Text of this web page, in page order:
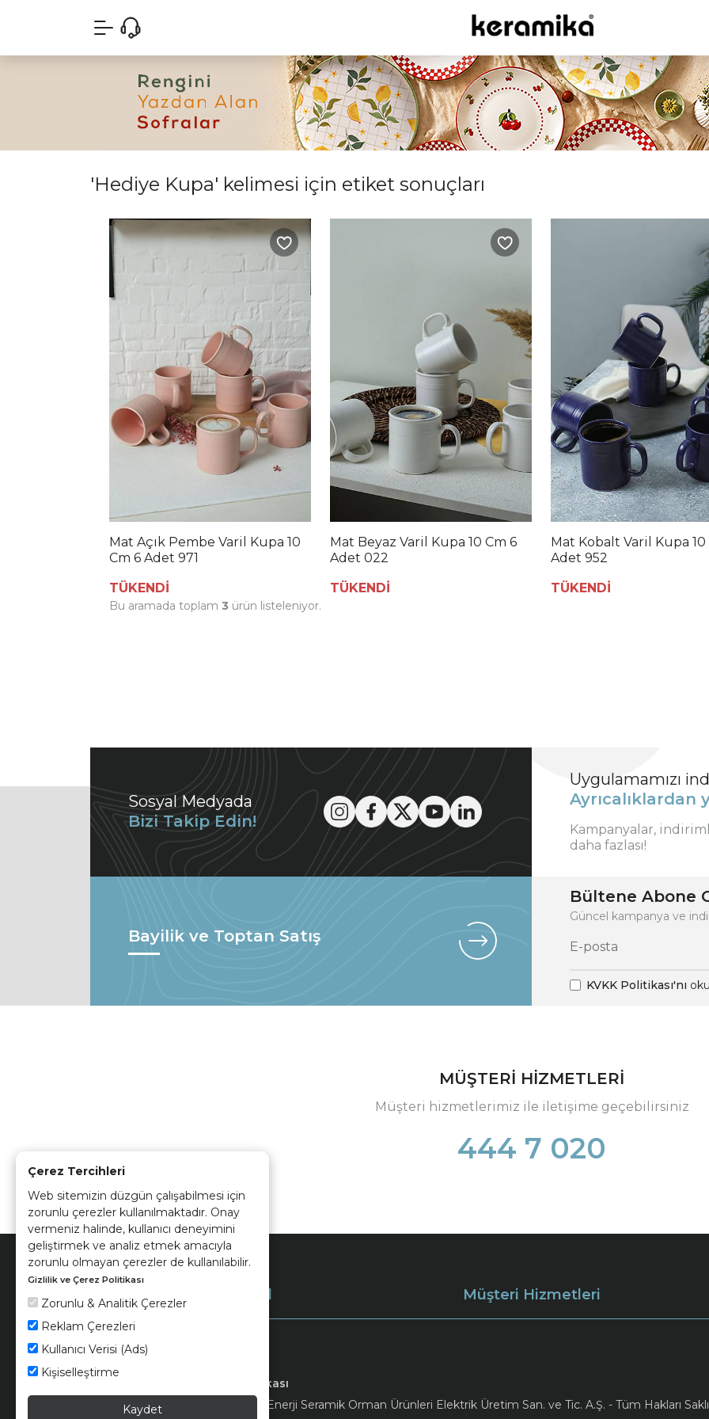
Çerez Tercihleri
Web sitemizin düzgün çalışabilmesi için
zorunlu çerezler kullanılmaktadır. Onay
vermeniz halinde, kullanıcı deneyimini
geliştirmek ve analiz etmek amacıyla
zorunlu olmayan çerezler de kullanılabilir.
Gizlilik ve Çerez Politikası
Zorunlu & Analitik Çerezler
Reklam Çerezleri
Kullanıcı Verisi (Ads)
Kişiselleştirme
Kaydet
'Hediye Kupa' kelimesi için etiket sonuçları
Mat Açık Pembe Varil Kupa 10
Cm 6 Adet 971
TÜKENDİ
Mat Beyaz Varil Kupa 10 Cm 6
Adet 022
TÜKENDİ
Mat Kobalt Varil Kupa 10
Adet 952
TÜKENDİ
Bu aramada toplam 3 ürün listeleniyor.
Sosyal Medyada
Bizi Takip Edin!
Uygulamamızı
Ayrıcalıklardan
Kampanyalar,
daha fazlası!
Bayilik ve Toptan Satış
Bültene Abone
Güncel kampanya ve
KVKK Politikası'nı
MÜŞTERİ HİZMETLERİ
Müşteri hizmetlerimiz ile iletişime geçebilirsiniz
444 7 020
Müşteri Hizmetleri
Kvkk ve Çerez Politikası
© 2026 Ünsa Madencilik Turizm Enerji Seramik Orman Ürünleri Elektrik Üretim San. ve Tic. A.Ş. - Tüm Hakları